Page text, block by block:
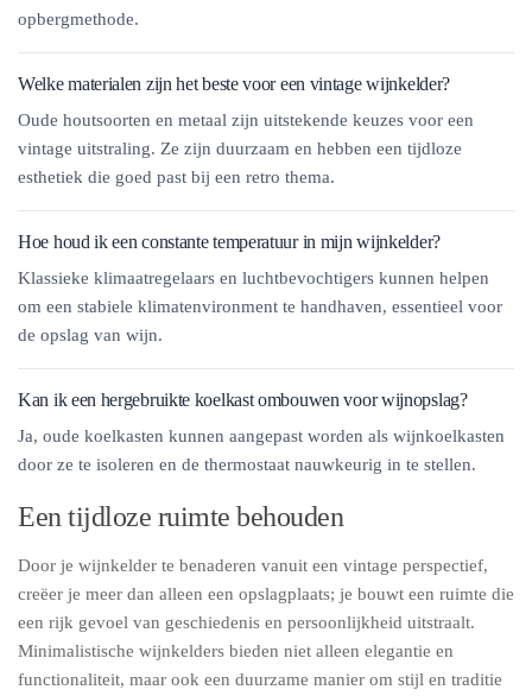
opbergmethode.
Welke materialen zijn het beste voor een vintage wijnkelder?
Oude houtsoorten en metaal zijn uitstekende keuzes voor een
vintage uitstraling. Ze zijn duurzaam en hebben een tijdloze
esthetiek die goed past bij een retro thema.
Hoe houd ik een constante temperatuur in mijn wijnkelder?
Klassieke klimaatregelaars en luchtbevochtigers kunnen helpen
om een stabiele klimatenvironment te handhaven, essentieel voor
de opslag van wijn.
Kan ik een hergebruikte koelkast ombouwen voor wijnopslag?
Ja, oude koelkasten kunnen aangepast worden als wijnkoelkasten
door ze te isoleren en de thermostaat nauwkeurig in te stellen.
Een tijdloze ruimte behouden
Door je wijnkelder te benaderen vanuit een vintage perspectief,
creëer je meer dan alleen een opslagplaats; je bouwt een ruimte die
een rijk gevoel van geschiedenis en persoonlijkheid uitstraalt.
Minimalistische wijnkelders bieden niet alleen elegantie en
functionaliteit, maar ook een duurzame manier om stijl en traditie